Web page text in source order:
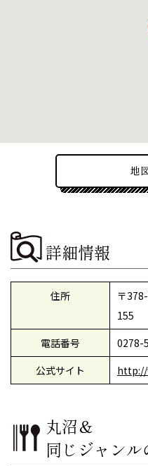
地
詳細情報
住所
〒
155
電話番号
0278-
公式サイト
http://
丸沼＆
同じジャン